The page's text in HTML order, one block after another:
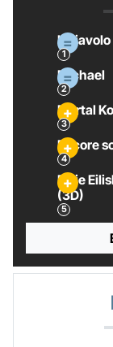
Il
Michael
Mortal
Pecore
Billie
(3D)